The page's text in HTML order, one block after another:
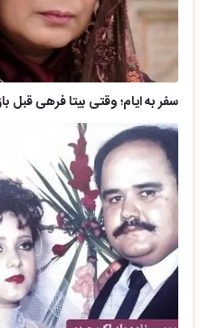
سفر به ایام؛ وقتی بیتا فرهی قبل